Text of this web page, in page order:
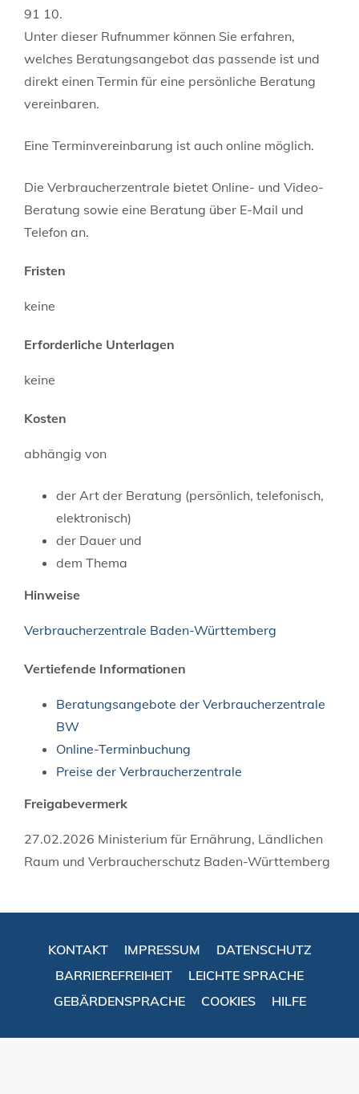
91 10.
Unter dieser Rufnummer können Sie erfahren,
welches Beratungsangebot das passende ist und
direkt einen Termin für eine persönliche Beratung
vereinbaren.
Eine Terminvereinbarung ist auch online möglich.
Die Verbraucherzentrale bietet Online- und Video-
Beratung sowie eine Beratung über E-Mail und
Telefon an.
Fristen
keine
Erforderliche Unterlagen
keine
Kosten
abhängig von
der Art der Beratung (persönlich, telefonisch,
elektronisch)
der Dauer und
dem Thema
Hinweise
Verbraucherzentrale Baden-Württemberg
Vertiefende Informationen
Beratungsangebote der Verbraucherzentrale
BW
Online-Terminbuchung
Preise der Verbraucherzentrale
Freigabevermerk
27.02.2026 Ministerium für Ernährung, Ländlichen
Raum und Verbraucherschutz Baden-Württemberg
KONTAKT IMPRESSUM
DATENSCHUTZ
BARRIEREFREIHEIT
LEICHTE SPRACHE
GEBÄRDENSPRACHE
COOKIES HILFE